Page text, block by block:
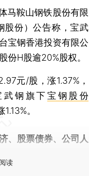
鞍山钢铁股份有限
股份）公告称，宝武
宝钢香港投资有限公
份H股逾20%股权。
元/股，涨1.37%，
武钢旗下宝钢股份
。
、股票债券、公司人
读